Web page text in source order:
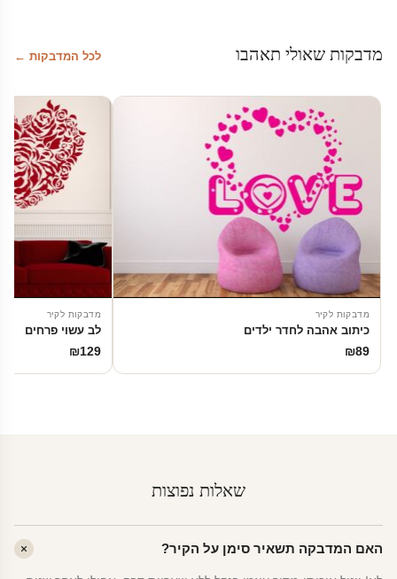
מדבקות שאולי תאהבו לכל המדבקות ←
מדבקות לקיר
כיתוב אהבה לחדר ילדים
₪89
מדבקות לקיר
לב עשוי פרחים
₪129
שאלות נפוצות
האם המדבקה תשאיר סימן על הקיר?